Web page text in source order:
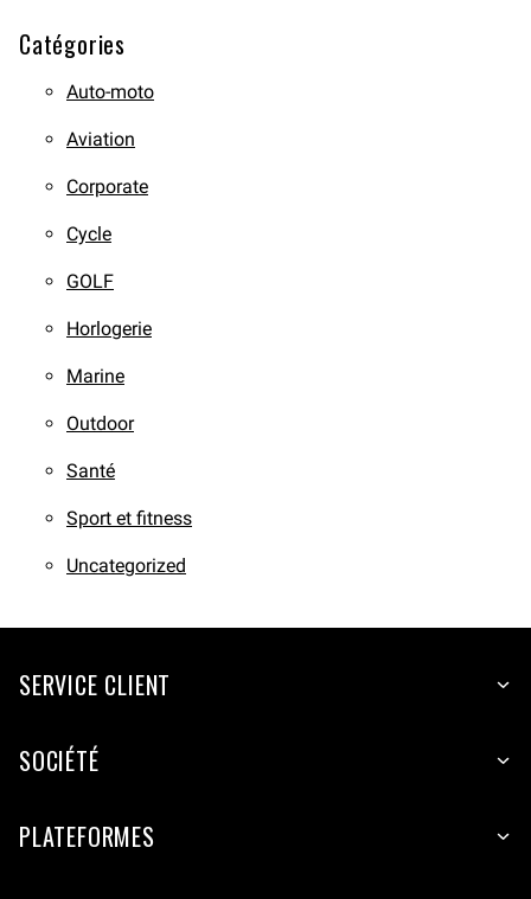
Catégories
Auto-moto
Aviation
Corporate
Cycle
GOLF
Horlogerie
Marine
Outdoor
Santé
Sport et fitness
Uncategorized
SERVICE CLIENT
SOCIÉTÉ
PLATEFORMES